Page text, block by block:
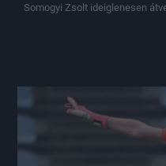
Somogyi Zsolt ideiglenesen